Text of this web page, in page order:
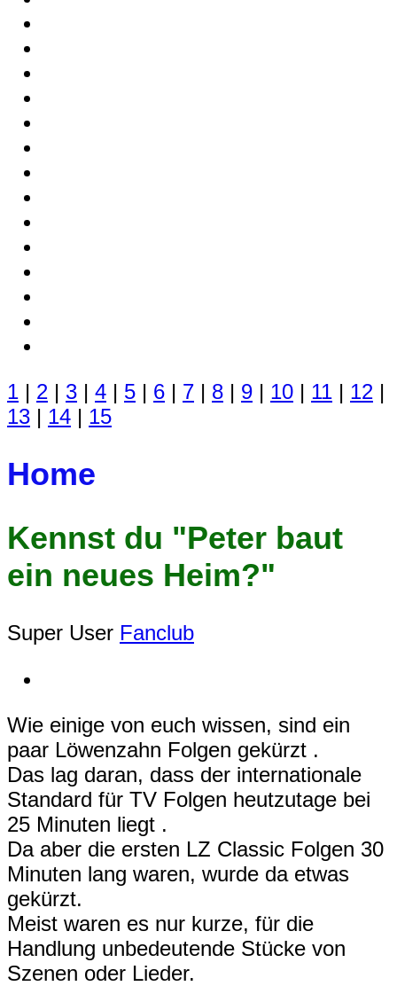
1 | 2 | 3 | 4 | 5 | 6 | 7 | 8 | 9 | 10 | 11 | 12 |
13 | 14 | 15
Home
Kennst du "Peter baut
ein neues Heim?"
Super User Fanclub
Wie einige von euch wissen, sind ein
paar Löwenzahn Folgen gekürzt .
Das lag daran, dass der internationale
Standard für TV Folgen heutzutage bei
25 Minuten liegt .
Da aber die ersten LZ Classic Folgen 30
Minuten lang waren, wurde da etwas
gekürzt.
Meist waren es nur kurze, für die
Handlung unbedeutende Stücke von
Szenen oder Lieder.